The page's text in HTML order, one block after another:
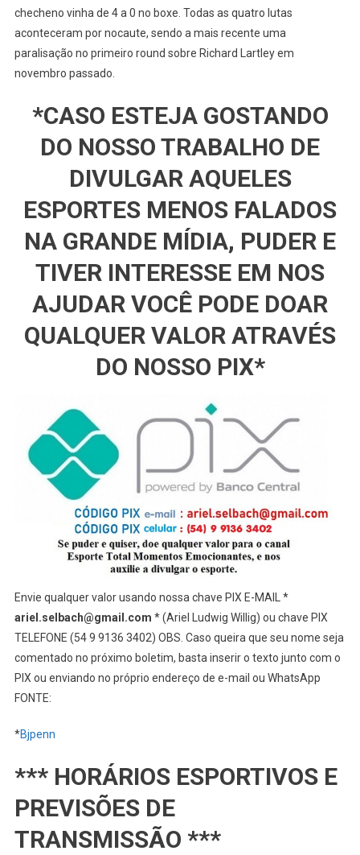
checheno vinha de 4 a 0 no boxe. Todas as quatro lutas
aconteceram por nocaute, sendo a mais recente uma
paralisação no primeiro round sobre Richard Lartley em
novembro passado.
*CASO ESTEJA GOSTANDO
DO NOSSO TRABALHO DE
DIVULGAR AQUELES
ESPORTES MENOS FALADOS
NA GRANDE MÍDIA, PUDER E
TIVER INTERESSE EM NOS
AJUDAR VOCÊ PODE DOAR
QUALQUER VALOR ATRAVÉS
DO NOSSO PIX*
Envie qualquer valor usando nossa chave PIX E-MAIL *
ariel.selbach@gmail.com * (Ariel Ludwig Willig) ou chave PIX
TELEFONE (54 9 9136 3402) OBS. Caso queira que seu nome seja
comentado no próximo boletim, basta inserir o texto junto com o
PIX ou enviando no próprio endereço de e-mail ou WhatsApp
FONTE:
*Bjpenn
*** HORÁRIOS ESPORTIVOS E
PREVISÕES DE
TRANSMISSÃO ***